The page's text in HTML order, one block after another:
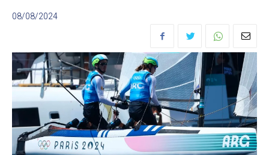
08/08/2024